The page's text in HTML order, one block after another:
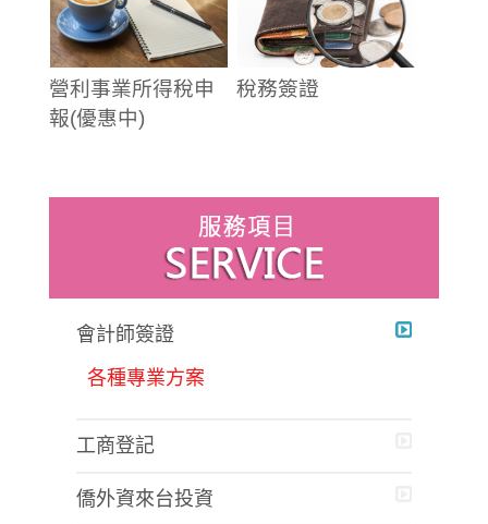
營利事業所得稅申
報(優惠中)
稅務簽證
會計師簽證
各種專業方案
工商登記
僑外資來台投資